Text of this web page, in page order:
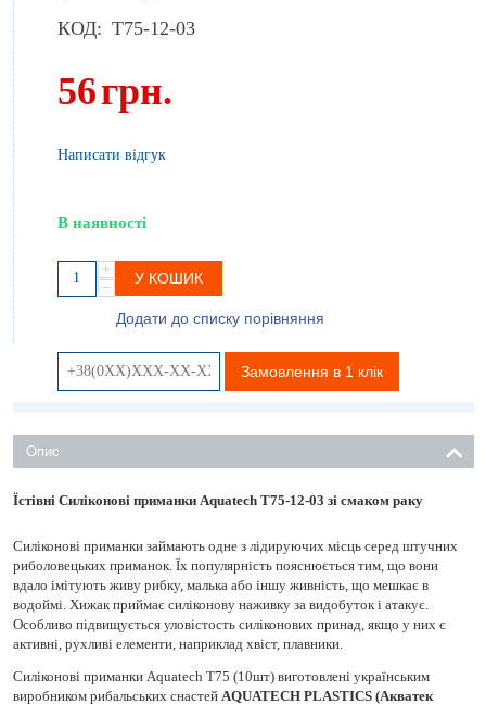
КОД: T75-12-03
56грн.
Написати відгук
В наявності
+
−
У КОШИК
Додати до списку порівняння
Замовлення в 1 клік
Опис
Їстівні Силіконові приманки Aquatech Т75-12-03 зі смаком раку
Силіконові приманки займають одне з лідируючих місць серед штучних
риболовецьких приманок. Їх популярність пояснюється тим, що вони
вдало імітують живу рибку, малька або іншу живність, що мешкає в
водоймі. Хижак приймає силіконову наживку за видобуток і атакує.
Особливо підвищується уловістость силіконових принад, якщо у них є
активні, рухливі елементи, наприклад хвіст, плавники.
Силіконові приманки Aquatech Т75 (10шт) виготовлені українським
виробником рибальських снастей AQUATECH PLASTICS (Акватек